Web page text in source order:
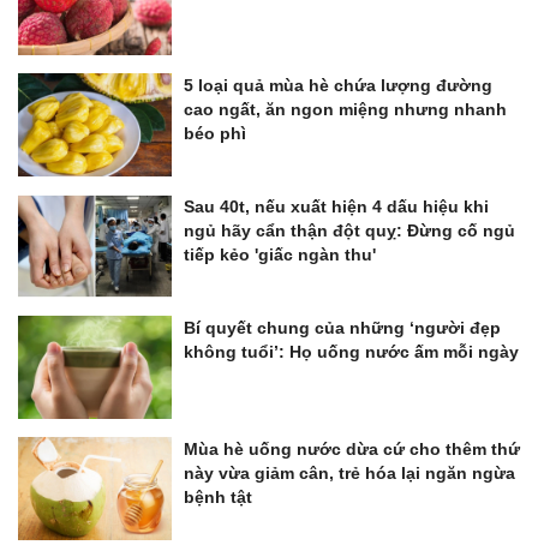
5 loại quả mùa hè chứa lượng đường
cao ngất, ăn ngon miệng nhưng nhanh
béo phì
Sau 40t, nếu xuất hiện 4 dấu hiệu khi
ngủ hãy cẩn thận đột quỵ: Đừng cố ngủ
tiếp kẻo 'giấc ngàn thu'
Bí quyết chung của những ‘người đẹp
không tuổi’: Họ uống nước ấm mỗi ngày
Mùa hè uống nước dừa cứ cho thêm thứ
này vừa giảm cân, trẻ hóa lại ngăn ngừa
bệnh tật